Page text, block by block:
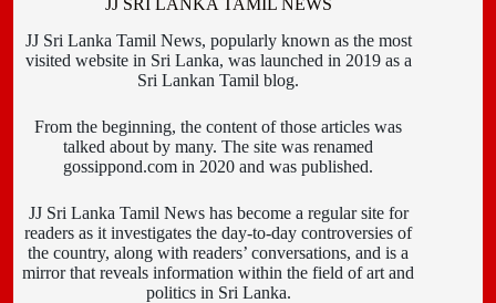
JJ SRI LANKA TAMIL NEWS
JJ Sri Lanka Tamil News, popularly known as the most
visited website in Sri Lanka, was launched in 2019 as a
Sri Lankan Tamil blog.
From the beginning, the content of those articles was
talked about by many. The site was renamed
gossippond.com in 2020 and was published.
JJ Sri Lanka Tamil News has become a regular site for
readers as it investigates the day-to-day controversies of
the country, along with readers’ conversations, and is a
mirror that reveals information within the field of art and
politics in Sri Lanka.